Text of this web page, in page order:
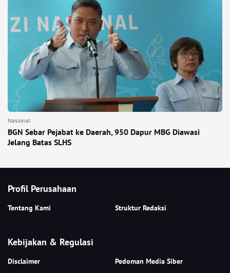
Nasional
BGN Sebar Pejabat ke Daerah, 950 Dapur MBG Diawasi
Jelang Batas SLHS
Profil Perusahaan
Tentang Kami Struktur Redaksi
Kebijakan & Regulasi
Disclaimer Pedoman Media Siber